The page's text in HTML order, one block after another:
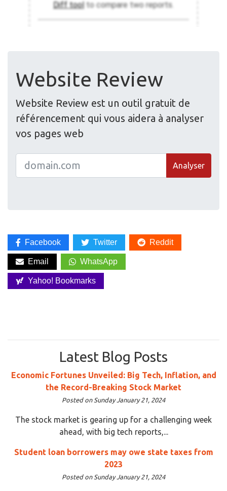
Website Review
Website Review est un outil gratuit de
référencement qui vous aidera à analyser
vos pages web
Analyser
Facebook Twitter Reddit
Email WhatsApp
Yahoo! Bookmarks
Latest Blog Posts
Economic Fortunes Unveiled: Big Tech, Inflation, and
the Record-Breaking Stock Market
Posted on Sunday January 21, 2024
The stock market is gearing up for a challenging week
ahead, with big tech reports,...
Student loan borrowers may owe state taxes from
2023
Posted on Sunday January 21, 2024